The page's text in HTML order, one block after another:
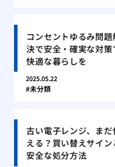
コンセントゆるみ問題
決で安全・確実な対策
快適な暮らしを
2025.05.22
未分類
古い電子レンジ、まだ
える？買い替えサイン
安全な処分方法